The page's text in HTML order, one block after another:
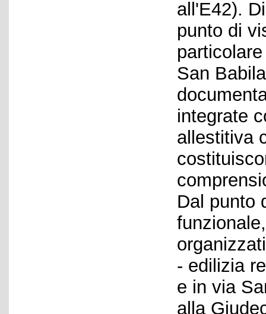
all'E42).
punto di
San
integrate
allestitiva
Dal punto
- edilizia
e in via
alla